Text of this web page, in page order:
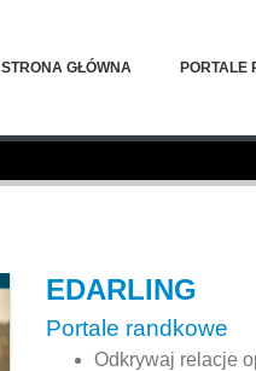
STRONA GŁÓWNA PORTALE
EDARLING
Portale randkowe
Odkrywaj relacje